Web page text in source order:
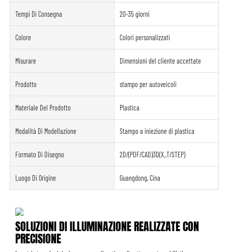
Tempi Di Consegna 20-35 giorni
Colore Colori personalizzati
Misurare Dimensioni del cliente accettate
Prodotto stampo per autoveicoli
Materiale Del Prodotto Plastica
Modalità Di Modellazione Stampo a iniezione di plastica
Formato Di Disegno 2D/(PDF/CAD)3D(X_T/STEP)
Luogo Di Origine Guangdong, Cina
SOLUZIONI DI ILLUMINAZIONE REALIZZATE CON
PRECISIONE